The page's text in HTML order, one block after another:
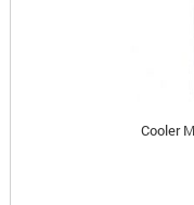
Cooler